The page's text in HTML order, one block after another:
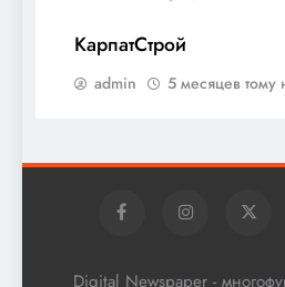
КарпатСтрой
admin 5 месяцев тому
Digital Newspaper -